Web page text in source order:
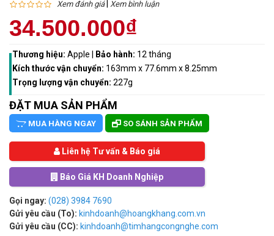
Xem đánh giá| Xem bình luận
34.500.000₫
Thương hiệu: Apple Bảo hành: 12 tháng
Kích thước vận chuyển: 163mm x 77.6mm x 8.25mm
Trọng lượng vận chuyển: 227g
ĐẶT MUA SẢN PHẨM
MUA HÀNG NGAY SO SÁNH SẢN PHẨM
Liên hệ Tư vấn & Báo giá
Báo Giá KH Doanh Nghiệp
Gọi ngay: (028) 3984 7690
Gửi yêu cầu (To): kinhdoanh@hoangkhang.com.vn
Gửi yêu cầu (CC): kinhdoanh@timhangcongnghe.com